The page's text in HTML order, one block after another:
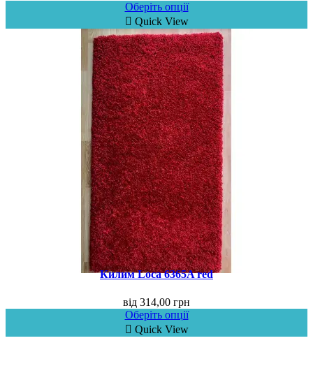
Оберіть опції
Quick View
Килим Loca 6365A red
від 314,00 грн
Оберіть опції
Quick View